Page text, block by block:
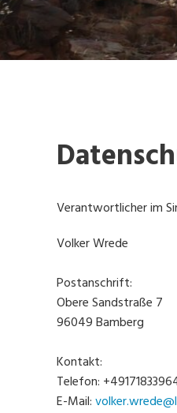
Verantwortlicher im
Volker Wrede
Postanschrift:
Obere Sandstraße 7
96049 Bamberg
Kontakt:
Telefon:
E-Mail: